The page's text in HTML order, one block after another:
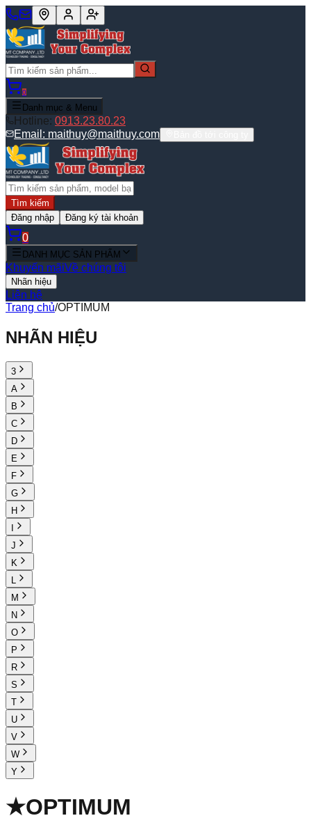
0
Danh mục & Menu
Hotline: 0913.23.80.23
Email: maithuy@maithuy.com
Tìm kiếm
Đăng nhập
Đăng ký tài khoản
0
DANH MỤC SẢN PHẨM
Khuyến mãiVề chúng tôi
Nhãn hiệu
Liên hệ
Trang chủ/OPTIMUM
NHÃN HIỆU
3
A
B
C
D
E
F
G
H
J
K
M
N
O
P
R
S
T
U
V
W
Y
★OPTIMUM